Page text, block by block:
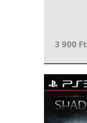
3 900 Ft